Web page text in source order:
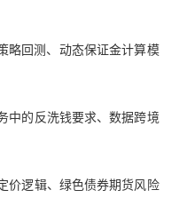
略回测、动态保证金计算模
中的反洗钱要求、数据跨境
价逻辑、绿色债券期货风险